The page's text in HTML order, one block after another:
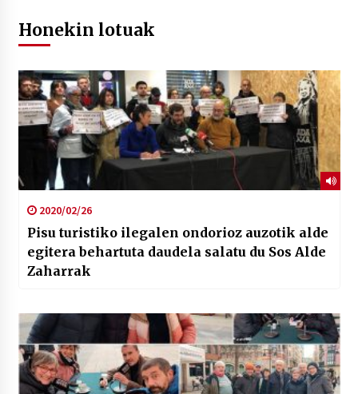
Honekin lotuak
2020/02/26
Pisu turistiko ilegalen ondorioz auzotik alde
egitera behartuta daudela salatu du Sos Alde
Zaharrak